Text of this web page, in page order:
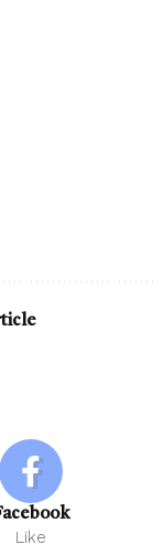
Like